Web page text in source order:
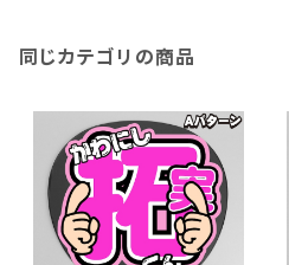
同じカテゴリの商品